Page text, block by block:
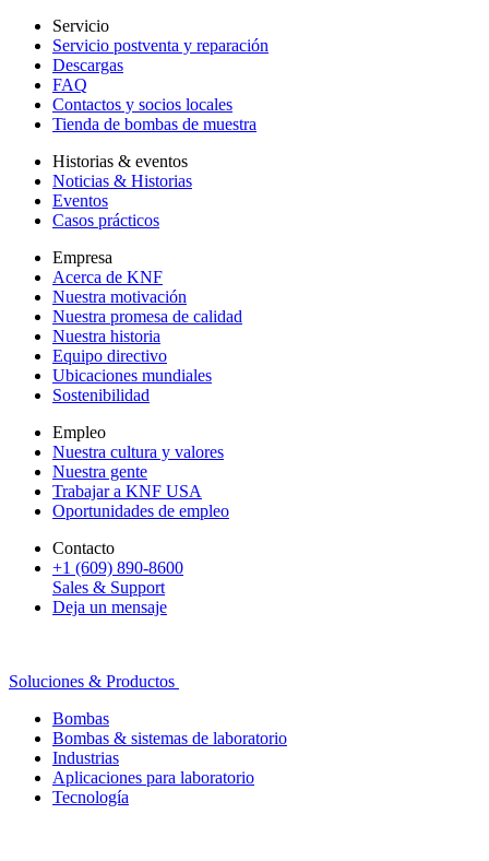
Servicio
Servicio postventa y reparación
Descargas
FAQ
Contactos y socios locales
Tienda de bombas de muestra
Historias & eventos
Noticias & Historias
Eventos
Casos prácticos
Empresa
Acerca de KNF
Nuestra motivación
Nuestra promesa de calidad
Nuestra historia
Equipo directivo
Ubicaciones mundiales
Sostenibilidad
Empleo
Nuestra cultura y valores
Nuestra gente
Trabajar a KNF USA
Oportunidades de empleo
Contacto
+1 (609) 890-8600
Sales & Support
Deja un mensaje
Soluciones & Productos
Bombas
Bombas & sistemas de laboratorio
Industrias
Aplicaciones para laboratorio
Tecnología